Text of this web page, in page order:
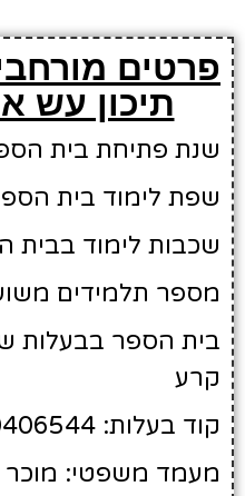
פרטים
תיכון עש
שנת פתיחת בית הספר:
שפת לימוד בית
שכבות לימוד בבית
מספר תלמידים משוער: 625
בית הספר בבעלות
קרע
קוד בעלות: 10406544
מעמד משפטי: מוכר